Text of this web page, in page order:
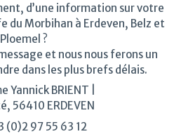
d’une information sur votre
du Morbihan à Erdeven, Belz et
Ploemel ?
et nous nous ferons un
dans les plus brefs délais.
Yannick BRIENT |
56410 ERDEVEN
(0)2 97 55 63 12